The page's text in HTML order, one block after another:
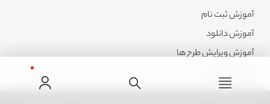
آموزش ثبت نام
آموزش دانلود
آموزش ویرایش طرح ها